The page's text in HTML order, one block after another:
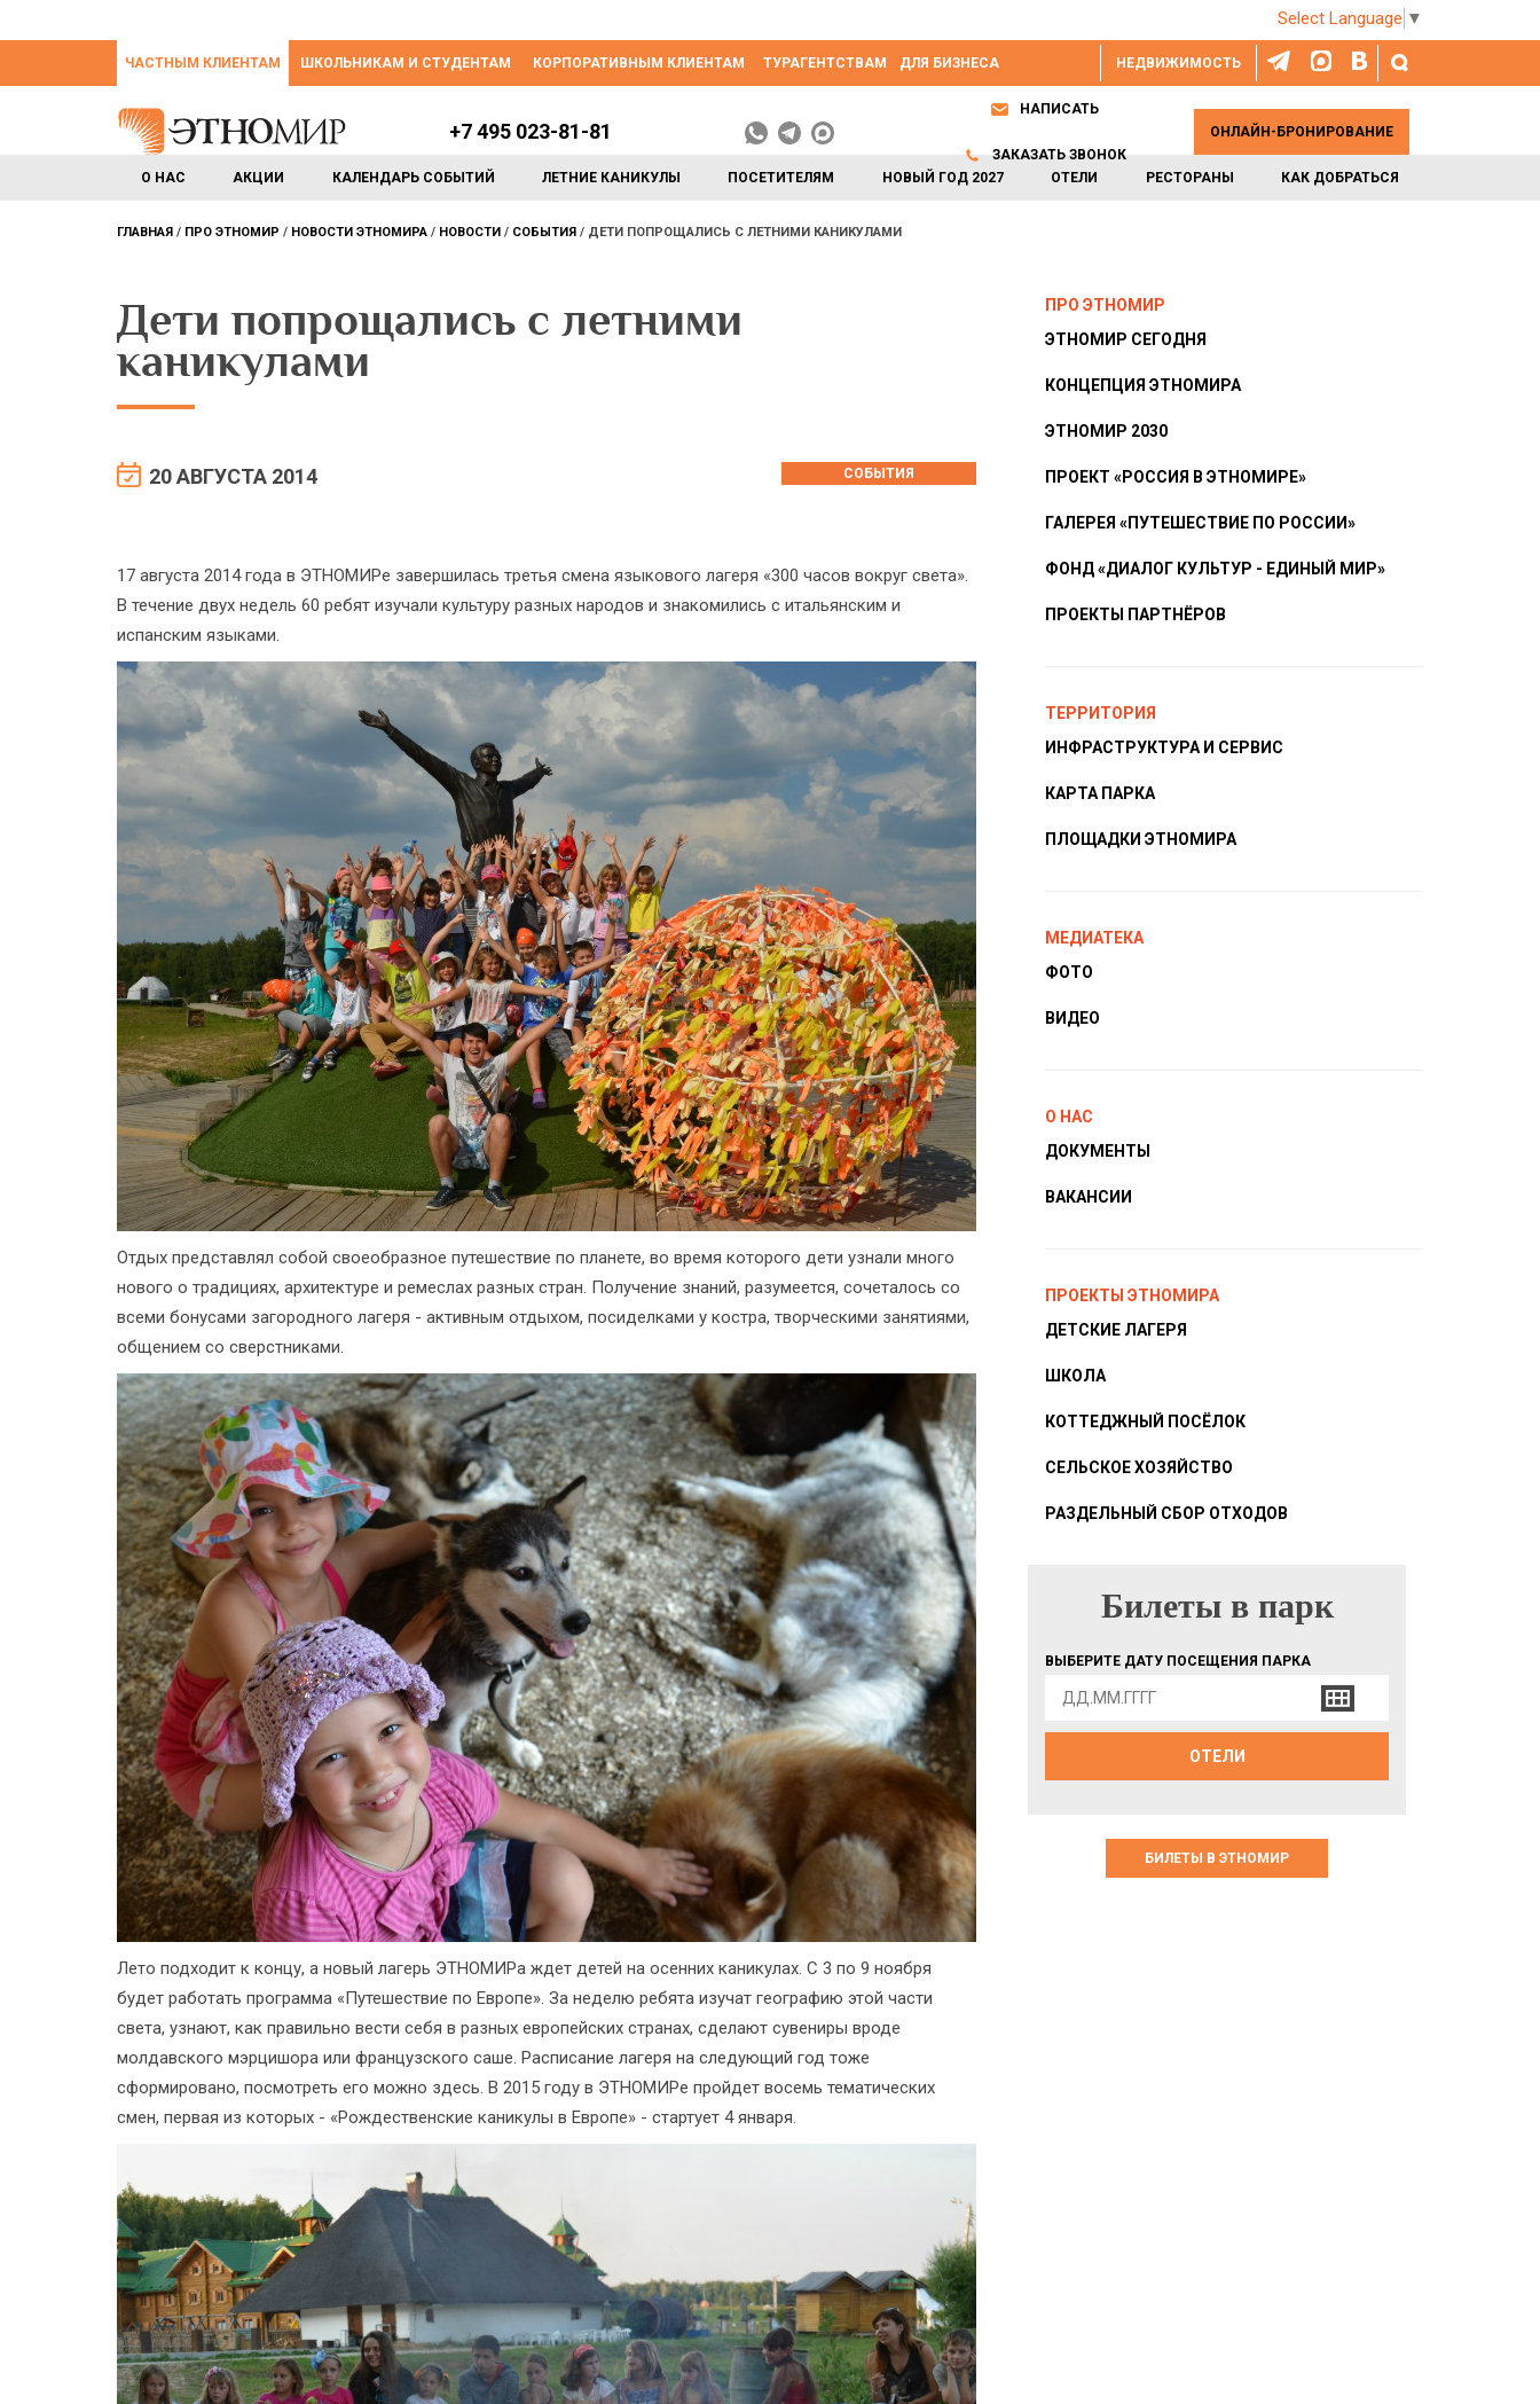
Select Language ▼
НЕДВИЖИМОСТЬ
ЧАСТНЫМ КЛИЕНТАМ ШКОЛЬНИКАМ И СТУДЕНТАМ КОРПОРАТИВНЫМ КЛИЕНТАМ ТУРАГЕНТСТВАМ ДЛЯ БИЗНЕСА
О НАС АКЦИИ КАЛЕНДАРЬ СОБЫТИЙ ЛЕТНИЕ КАНИКУЛЫ ПОСЕТИТЕЛЯМ НОВЫЙ ГОД 2027 ОТЕЛИ РЕСТОРАНЫ КАК ДОБРАТЬСЯ
+7 495 023-81-81
НАПИСАТЬ
ЗАКАЗАТЬ ЗВОНОК
ОНЛАЙН-БРОНИРОВАНИЕ
ГЛАВНАЯ ПРО ЭТНОМИР НОВОСТИ ЭТНОМИРА НОВОСТИ СОБЫТИЯ ДЕТИ ПОПРОЩАЛИСЬ С ЛЕТНИМИ КАНИКУЛАМИ
Дети попрощались с летними
каникулами
20 АВГУСТА 2014 СОБЫТИЯ
17 августа 2014 года в ЭТНОМИРе завершилась третья смена языкового лагеря «300 часов вокруг света».
В течение двух недель 60 ребят изучали культуру разных народов и знакомились с итальянским и
испанским языками.
Отдых представлял собой своеобразное путешествие по планете, во время которого дети узнали много
нового о традициях, архитектуре и ремеслах разных стран. Получение знаний, разумеется, сочеталось со
всеми бонусами загородного лагеря - активным отдыхом, посиделками у костра, творческими занятиями,
общением со сверстниками.
Лето подходит к концу, а новый лагерь ЭТНОМИРа ждет детей на осенних каникулах. С 3 по 9 ноября
будет работать программа «Путешествие по Европе». За неделю ребята изучат географию этой части
света, узнают, как правильно вести себя в разных европейских странах, сделают сувениры вроде
молдавского мэрцишора или французского саше. Расписание лагеря на следующий год тоже
сформировано, посмотреть его можно здесь. В 2015 году в ЭТНОМИРе пройдет восемь тематических
смен, первая из которых - «Рождественские каникулы в Европе» - стартует 4 января.
ПРО ЭТНОМИР
ЭТНОМИР СЕГОДНЯ
КОНЦЕПЦИЯ ЭТНОМИРА
ЭТНОМИР 2030
ПРОЕКТ «РОССИЯ В ЭТНОМИРЕ»
ГАЛЕРЕЯ «ПУТЕШЕСТВИЕ ПО РОССИИ»
ФОНД «ДИАЛОГ КУЛЬТУР - ЕДИНЫЙ МИР»
ПРОЕКТЫ ПАРТНЁРОВ
ТЕРРИТОРИЯ
ИНФРАСТРУКТУРА И СЕРВИС
КАРТА ПАРКА
ПЛОЩАДКИ ЭТНОМИРА
МЕДИАТЕКА
ФОТО
ВИДЕО
О НАС
ДОКУМЕНТЫ
ВАКАНСИИ
ПРОЕКТЫ ЭТНОМИРА
ДЕТСКИЕ ЛАГЕРЯ
ШКОЛА
КОТТЕДЖНЫЙ ПОСЁЛОК
СЕЛЬСКОЕ ХОЗЯЙСТВО
РАЗДЕЛЬНЫЙ СБОР ОТХОДОВ
БИЛЕТЫ В ПАРК
Билеты в парк
ВЫБЕРИТЕ ДАТУ ПОСЕЩЕНИЯ ПАРКА
ОТЕЛИ
БИЛЕТЫ В ЭТНОМИР